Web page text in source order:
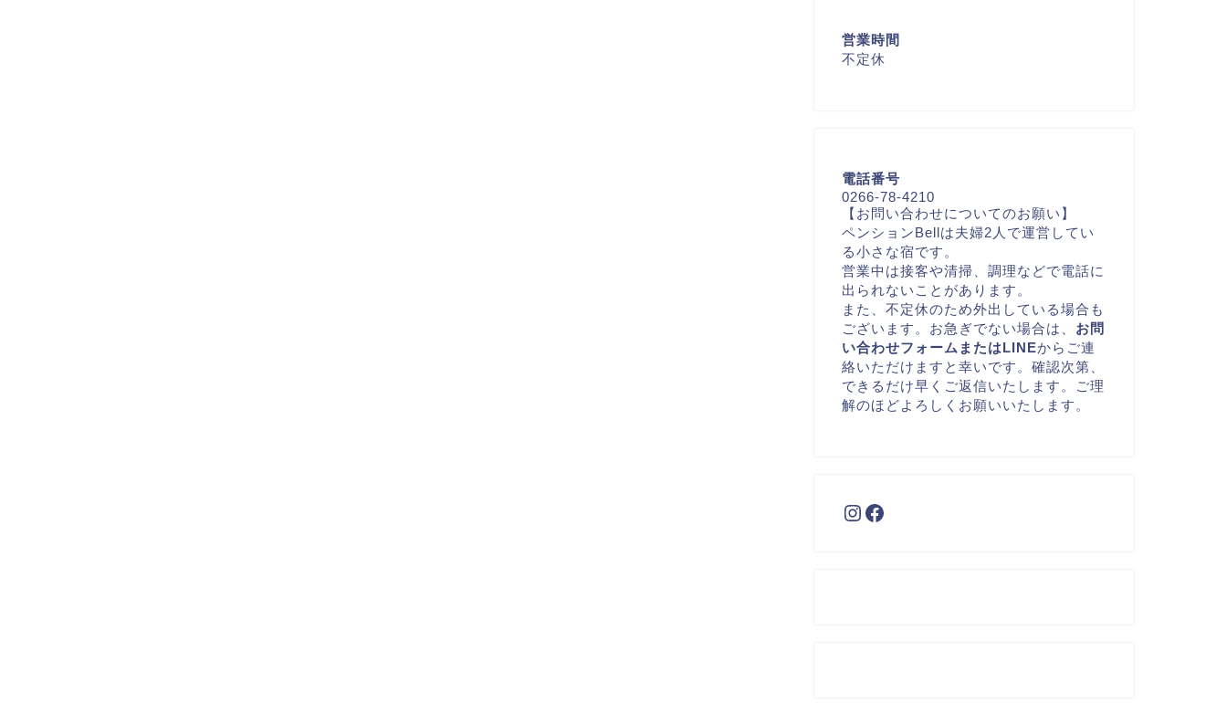
営業時間
不定休
電話番号
0266-78-4210
【お問い合わせについてのお願い】
ペンションBellは夫婦2人で運営してい
る小さな宿です。
営業中は接客や清掃、調理などで電話に
出られないことがあります。
また、不定休のため外出している場合も
ございます。お急ぎでない場合は、 お問
い合わせフォームまたはLINEからご連
絡いただけますと幸いです。確認次第、
できるだけ早くご返信いたします。ご理
解のほどよろしくお願いいたします。